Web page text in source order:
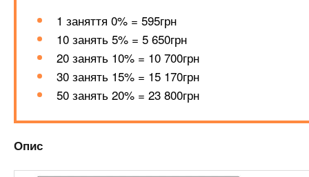
n
f
o
1 заняття 0% = 595грн
10 занять 5% = 5 650грн
20 занять 10% = 10 700грн
30 занять 15% = 15 170грн
50 занять 20% = 23 800грн
Опис